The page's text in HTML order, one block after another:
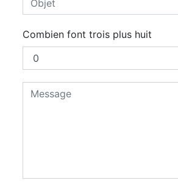
Combien font trois plus huit